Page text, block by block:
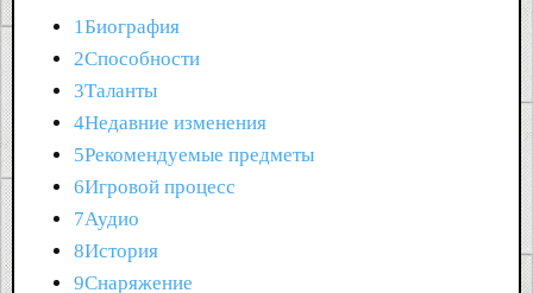
1Биография
2Способности
3Таланты
4Недавние изменения
5Рекомендуемые предметы
6Игровой процесс
7Аудио
8История
9Снаряжение